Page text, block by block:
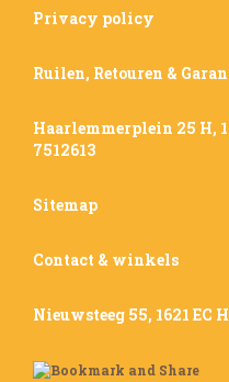
Privacy policy
Ruilen, Retouren &
Haarlemmerplein 25 H,
7512613
Sitemap
Contact & winkels
Nieuwsteeg 55, 1621 EC